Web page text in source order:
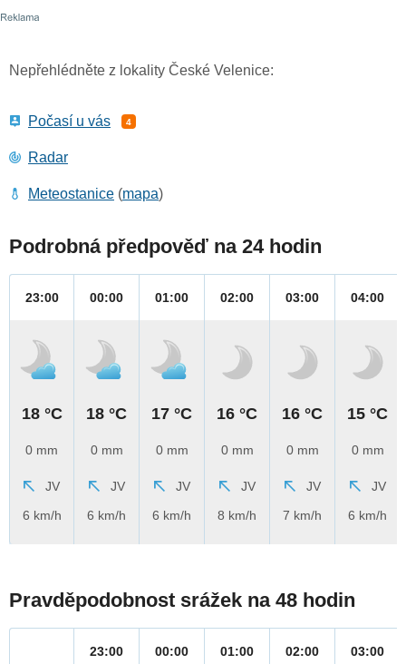
Nepřehlédněte z lokality České Velenice:
Počasí u vás 4
Radar
Meteostanice (mapa)
Podrobná předpověď na 24 hodin
23:00
18 °C
0 mm
JV
6 km/h
00:00
18 °C
0 mm
JV
6 km/h
01:00
17 °C
0 mm
JV
6 km/h
02:00
16 °C
0 mm
JV
8 km/h
03:00
16 °C
0 mm
JV
7 km/h
04:00
15 °C
0 mm
JV
6 km/h
Pravděpodobnost srážek na 48 hodin
23:00
00:00
01:00
02:00
03:00